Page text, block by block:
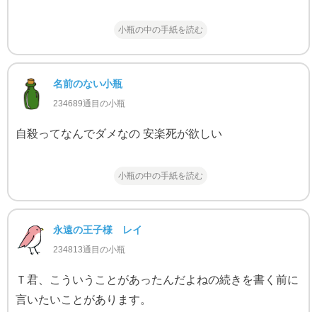
小瓶の中の手紙を読む
名前のない小瓶
234689通目の小瓶
自殺ってなんでダメなの 安楽死が欲しい
小瓶の中の手紙を読む
永遠の王子様 レイ
234813通目の小瓶
Ｔ君、こういうことがあったんだよねの続きを書く前に
言いたいことがあります。